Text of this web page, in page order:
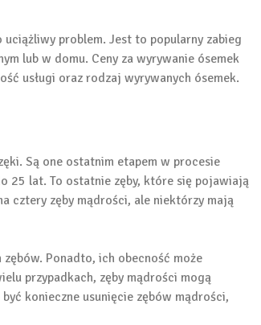
problem. Jest to popularny zabieg
lub w domu. Ceny za wyrywanie ósemek
usługi oraz rodzaj wyrywanych ósemek.
Są one ostatnim etapem w procesie
25 lat. To ostatnie zęby, które się pojawiają
cztery zęby mądrości, ale niektórzy mają
Ponadto, ich obecność może
przypadkach, zęby mądrości mogą
konieczne usunięcie zębów mądrości,